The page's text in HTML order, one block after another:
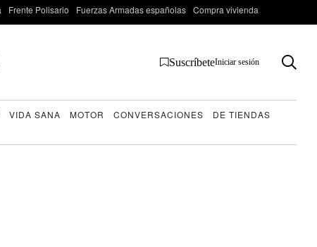
Frente Polisario Fuerzas Armadas españolas Compra vivienda
SuscríbeteIniciar sesión
VIDA SANA MOTOR CONVERSACIONES
DE TIENDAS